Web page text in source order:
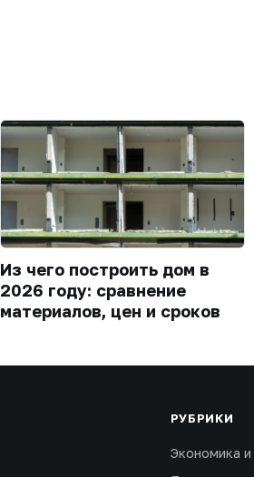
Из чего построить дом в
2026 году: сравнение
материалов, цен и сроков
РУБРИКИ
Экономика